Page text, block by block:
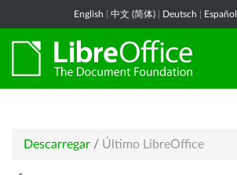
English 中文 (简体) Deutsch Español
Descarregar / Último LibreOffice